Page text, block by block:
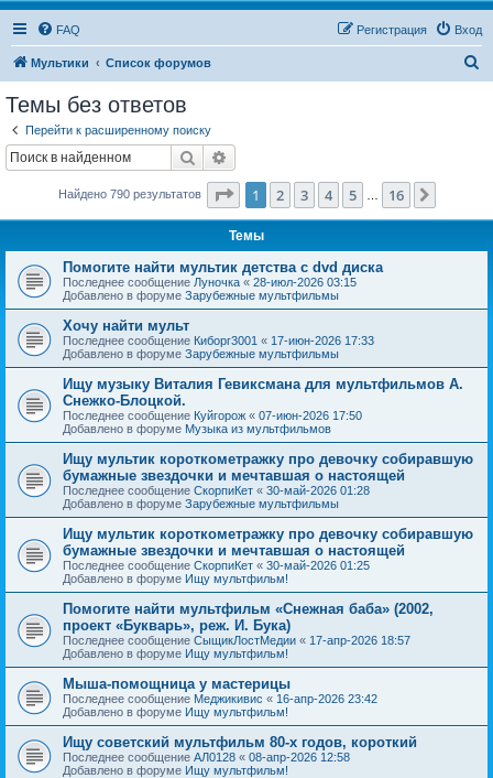
FAQ Вход
Регистрация
Мультики Список форумов
Темы без ответов
Перейти к расширенному поиску
Поиск
Найдено 790 результатов Страница из 16
1 2 3 4 5 16
Темы
Помогите найти мультик детства с dvd диска
Последнее сообщение Луночка « 28-июл-2026 03:15
Добавлено в форуме Зарубежные мультфильмы
Хочу найти мульт
Последнее сообщение Киборг3001 « 17-июн-2026 17:33
Добавлено в форуме Зарубежные мультфильмы
Ищу музыку Виталия Гевиксмана для мультфильмов А.
Снежко-Блоцкой.
Последнее сообщение Куйгорож « 07-июн-2026 17:50
Добавлено в форуме Музыка из мультфильмов
Ищу мультик короткометражку про девочку собиравшую
бумажные звездочки и мечтавшая о настоящей
Последнее сообщение СкорпиКет « 30-май-2026 01:28
Добавлено в форуме Зарубежные мультфильмы
Ищу мультик короткометражку про девочку собиравшую
бумажные звездочки и мечтавшая о настоящей
Последнее сообщение СкорпиКет « 30-май-2026 01:25
Добавлено в форуме Ищу мультфильм!
Помогите найти мультфильм «Снежная баба» (2002,
проект «Букварь», реж. И. Бука)
Последнее сообщение СыщикЛостМедии « 17-апр-2026 18:57
Добавлено в форуме Ищу мультфильм!
Мыша-помощница у мастерицы
Последнее сообщение Меджикивис « 16-апр-2026 23:42
Добавлено в форуме Ищу мультфильм!
Ищу советский мультфильм 80-х годов, короткий
Последнее сообщение АЛ0128 « 08-апр-2026 12:58
Добавлено в форуме Ищу мультфильм!